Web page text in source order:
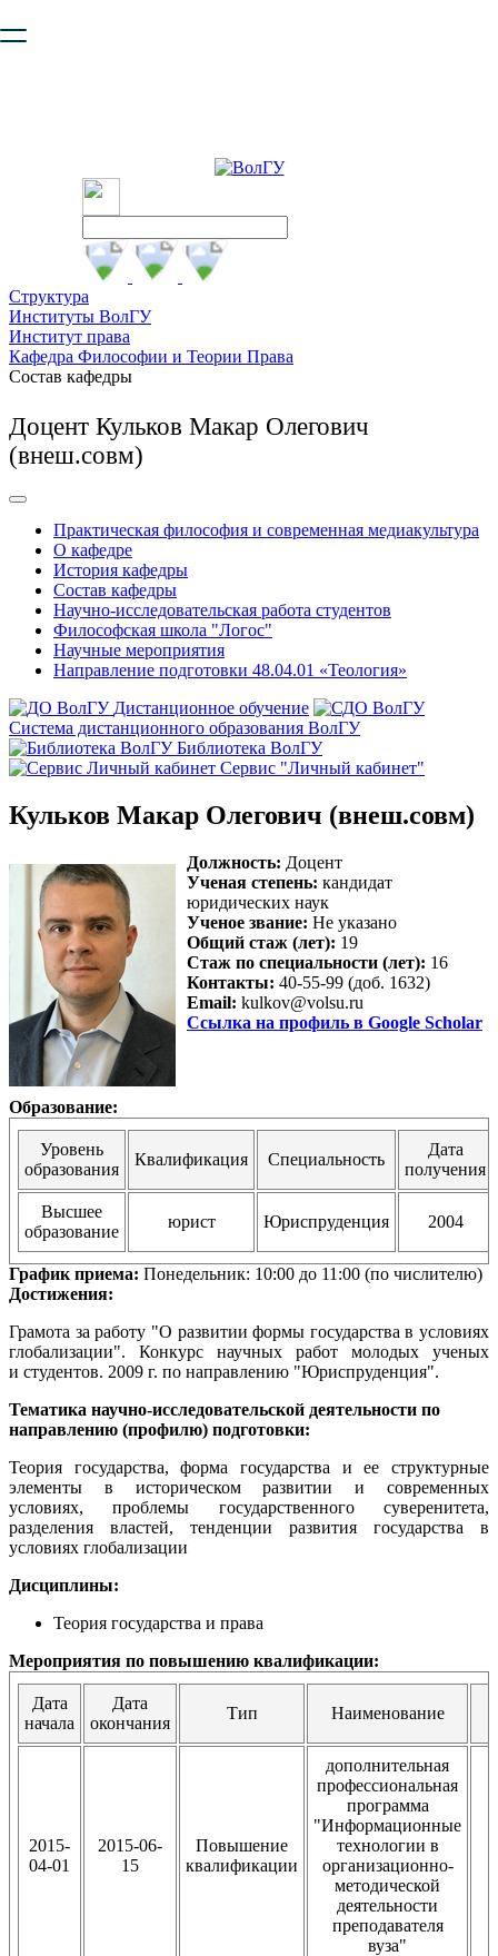
безопасную работу с сайтом. Пожалуйста
Структура
Институты ВолГУ
Институт права
Кафедра Философии и Теории Права
Состав кафедры
Доцент Кульков Макар Олегович
(внеш.совм)
Практическая философия и современная медиакультура
О кафедре
История кафедры
Состав кафедры
Научно-исследовательская работа студентов
Философская школа "Логос"
Научные мероприятия
Направление подготовки 48.04.01 «Теология»
Дистанционное обучение
Система дистанционного образования ВолГУ
Библиотека ВолГУ
Сервис "Личный кабинет"
Кульков Макар Олегович (внеш.совм)
Должность: Доцент
Ученая степень: кандидат
юридических наук
Ученое звание: Не указано
Общий стаж (лет): 19
Стаж по специальности (лет): 16
Контакты: 40-55-99 (доб. 1632)
Email: kulkov@volsu.ru
Ссылка на профиль в Google Scholar
Образование:
Уровень
образования
Квалификация Специальность
Дата
получения
Высшее
образование
юрист Юриспруденция 2004
График приема: Понедельник: 10:00 до 11:00 (по числителю)
Достижения:
Грамота за работу "О развитии формы государства в условиях
глобализации". Конкурс научных работ молодых ученых
и студентов. 2009 г. по направлению "Юриспруденция".
Тематика научно-исследовательской деятельности по
направлению (профилю) подготовки:
Теория государства, форма государства и ее структурные
элементы в историческом развитии и современных
условиях, проблемы государственного суверенитета,
разделения властей, тенденции развития государства в
условиях глобализации
Дисциплины:
Теория государства и права
Мероприятия по повышению квалификации:
Дата
начала
Дата
окончания
Тип Наименование
2015-
04-01
2015-06-
15
Повышение
квалификации
дополнительная
профессиональная
программа
"Информационные
технологии в
организационно-
методической
деятельности
преподавателя
вуза"